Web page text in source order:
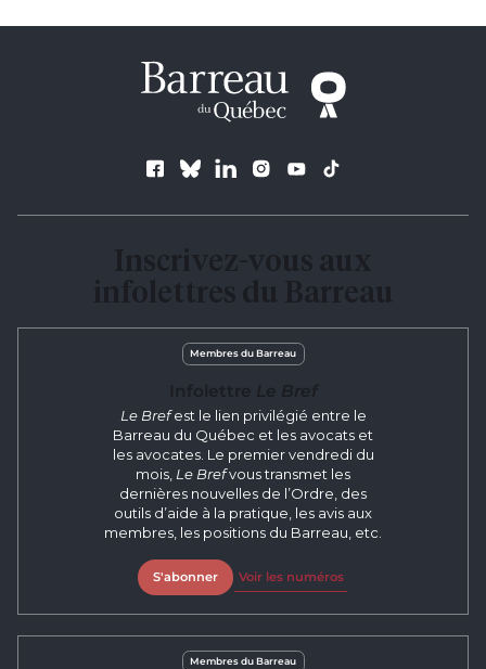
Suivez le Barreau
Membres du Barreau
Le Brefest le lien privilégié entre le
Barreau du Québec et les avocats et
les avocates. Le premier vendredi du
mois, Le Brefvous transmet les
dernières nouvelles de l’Ordre, des
outils d’aide à la pratique, les avis aux
membres, les positions du Barreau, etc.
S'abonner Voir les numéros
Membres du Barreau